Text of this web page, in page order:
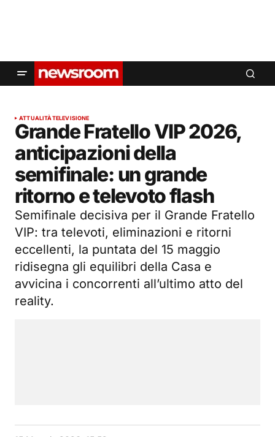
ATTUALITÀTELEVISIONE
Grande Fratello VIP 2026,
anticipazioni della
semifinale: un grande
ritorno e televoto flash
Semifinale decisiva per il Grande Fratello
VIP: tra televoti, eliminazioni e ritorni
eccellenti, la puntata del 15 maggio
ridisegna gli equilibri della Casa e
avvicina i concorrenti all’ultimo atto del
reality.